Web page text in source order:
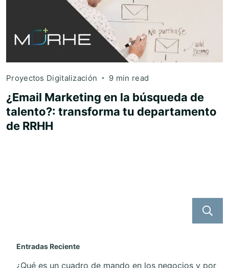
Proyectos Digitalización 9 min read
¿Email Marketing en la búsqueda de
talento?: transforma tu departamento
de RRHH
Entradas Reciente
¿Qué es un cuadro de mando en los negocios y por